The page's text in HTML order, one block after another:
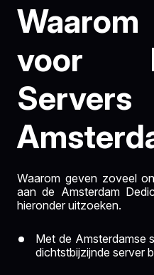
voor
Waarom geven zoveel
aan de Amsterdam
hieronder uitzoeken.
Met de Amsterdamse
dichtstbijzijnde server